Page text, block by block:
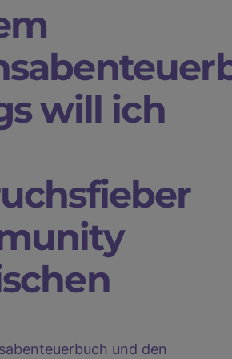
will ich
und den